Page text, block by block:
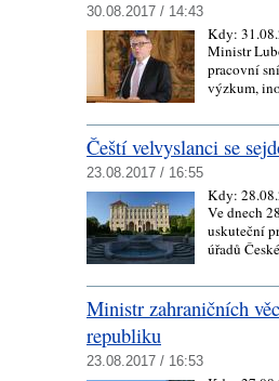
30.08.2017 / 14:43
Kdy:
Ministr
pracovní
výzkum,
Čeští velvyslanci se
23.08.2017 / 16:55
Kdy:
Ve dnech
uskuteční
úřadů
Ministr zahraničních
republiku
23.08.2017 / 16:53